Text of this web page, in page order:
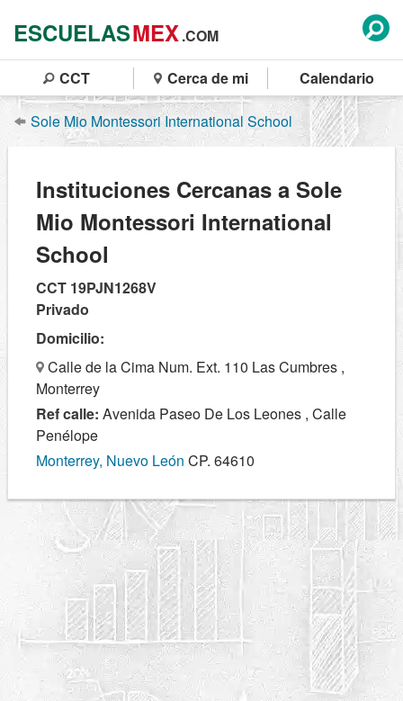
ESCUELASMEX.COM
CCT Cerca de mi Calendario
Sole Mio Montessori International School
Instituciones Cercanas a Sole
Mio Montessori International
School
CCT 19PJN1268V
Privado
Domicilio:
Calle de la Cima Num. Ext. 110 Las Cumbres ,
Monterrey
Ref calle: Avenida Paseo De Los Leones , Calle
Penélope
Monterrey, Nuevo León CP. 64610